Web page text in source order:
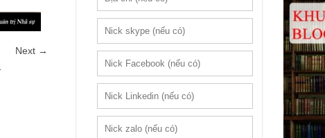
Next →